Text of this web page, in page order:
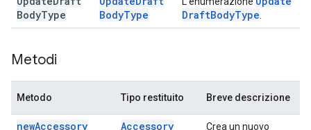
BodyType
BodyType
DraftBodyType
Metodi
Metodo Tipo restituito Breve descrizione
newAccessory
Accessory
Crea un nuovo